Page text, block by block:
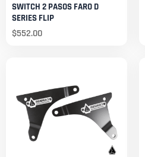
SWITCH 2 PASOS FARO D
SERIES FLIP
$552.00